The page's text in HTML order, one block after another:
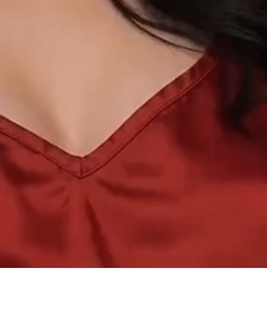
jatuh?